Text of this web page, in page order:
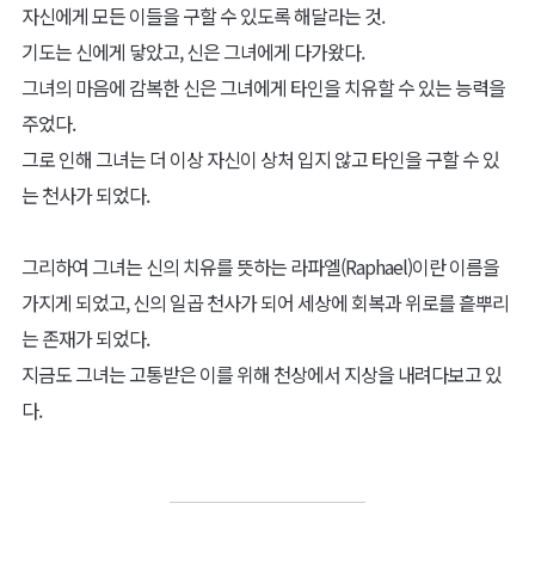
자신에게 모든 이들을 구할 수 있도록 해달라는 것.
기도는 신에게 닿았고, 신은 그녀에게 다가왔다.
그녀의 마음에 감복한 신은 그녀에게 타인을 치유할 수 있는 능력을
주었다.
그로 인해 그녀는 더 이상 자신이 상처 입지 않고 타인을 구할 수 있
는 천사가 되었다.
그리하여 그녀는 신의 치유를 뜻하는 라파엘(Raphael)이란 이름을
가지게 되었고, 신의 일곱 천사가 되어 세상에 회복과 위로를 흩뿌리
는 존재가 되었다.
지금도 그녀는 고통받은 이를 위해 천상에서 지상을 내려다보고 있
다.